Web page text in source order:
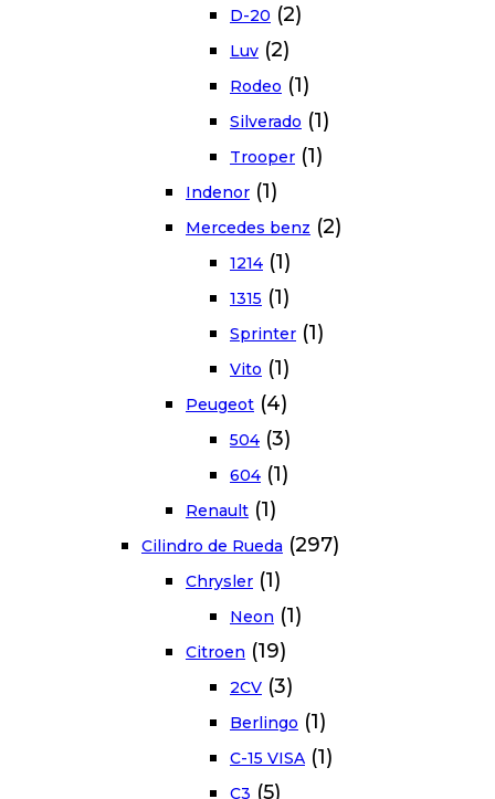
D-20 (2)
Luv (2)
Rodeo (1)
Silverado (1)
Trooper (1)
Indenor (1)
Mercedes benz (2)
1214 (1)
1315 (1)
Sprinter (1)
Vito (1)
Peugeot (4)
504 (3)
604 (1)
Renault (1)
Cilindro de Rueda (297)
Chrysler (1)
Neon (1)
Citroen (19)
2CV (3)
Berlingo (1)
C-15 VISA (1)
C3 (5)